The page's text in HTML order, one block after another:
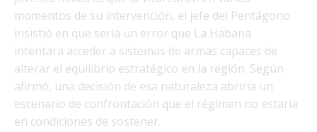
momentos de su intervención, el jefe del Pentágono
insistió en que sería un error que La Habana
intentara acceder a sistemas de armas capaces de
alterar el equilibrio estratégico en la región. Según
afirmó, una decisión de esa naturaleza abriría un
escenario de confrontación que el régimen no estaría
en condiciones de sostener.